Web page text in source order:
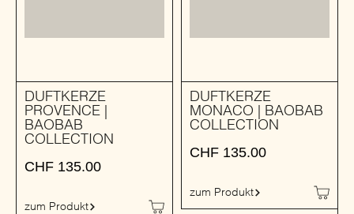
DUFTKERZE
PROVENCE |
BAOBAB
COLLECTION
CHF 135.00
zum Produkt
DUFTKERZE
MONACO | BAOBAB
COLLECTION
CHF 135.00
zum Produkt